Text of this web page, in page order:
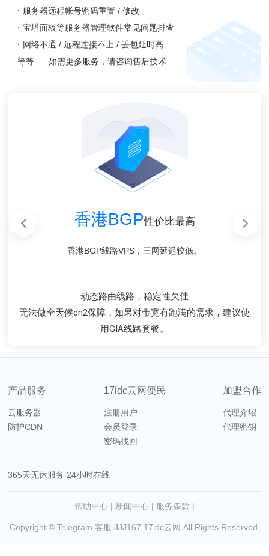
· 服务器远程帐号密码重置 / 修改
· 宝塔面板等服务器管理软件常见问题排查
· 网络不通 / 远程连接不上 / 丢包延时高
等等......如需更多服务，请咨询售后技术
香港BGP性价比最高
香港BGP线路VPS，三网延迟较低。
动态路由线路，稳定性欠佳
无法做全天候cn2保障，如果对带宽有跑满的需求，建议使
用GIA线路套餐。
美国高防CN2GIA线路
100G防御，无视UDP攻击
去程普通线路，回程cn2 gia，均衡防御速度与防御
配合强大的云梯抗DDOS服务+金盾防火墙，有效为您的业务
保驾护航
香港CN2 GIA回程优化
Bgp.net 顶级线路提供商
CN2双向直连线路，宽带质量优秀
我司CN2自带流量清洗服务，遇攻击自动封堵，有效保证网
络整体连通性
香港GT高端系列
Mega Two香港数据中心直连
适合宽带占用需求较高站点使用
电信去程日本163，移动联通骨干直连回程CN2，是您开展
业务的最佳选择
香港BGP性价比最高
香港BGP线路VPS，三网延迟较低。
动态路由线路，稳定性欠佳
无法做全天候cn2保障，如果对带宽有跑满的需求，建议使
用GIA线路套餐。
美国高防CN2GIA线路
100G防御，无视UDP攻击
去程普通线路，回程cn2 gia，均衡防御速度与防御
配合强大的云梯抗DDOS服务+金盾防火墙，有效为您的业务
保驾护航
产品服务
云服务器
防护CDN
17idc云网便民
注册用户
会员登录
密码找回
加盟合作
代理介绍
代理密钥
365天无休服务 24小时在线
帮助中心 | 新闻中心 | 服务条款 |
Copyright © Telegram 客服 JJJ167 17idc云网 All Rights Reserved.